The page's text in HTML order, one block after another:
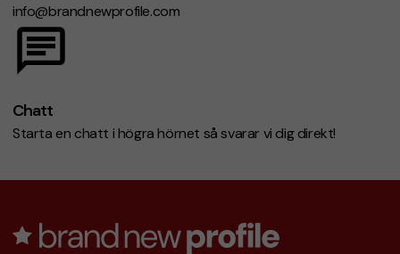
info@brandnewprofile.com
Chatt
Starta en chatt i högra hörnet så svarar vi dig direkt!